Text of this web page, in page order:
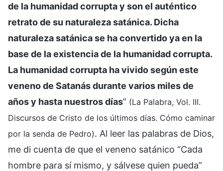
de la humanidad corrupta y son el auténtico
retrato de su naturaleza satánica. Dicha
naturaleza satánica se ha convertido ya en la
base de la existencia de la humanidad corrupta.
La humanidad corrupta ha vivido según este
veneno de Satanás durante varios miles de
años y hasta nuestros días” (La Palabra, Vol. III.
Discursos de Cristo de los últimos días. Cómo caminar
por la senda de Pedro). Al leer las palabras de Dios,
me di cuenta de que el veneno satánico “Cada
hombre para sí mismo, y sálvese quien pueda”